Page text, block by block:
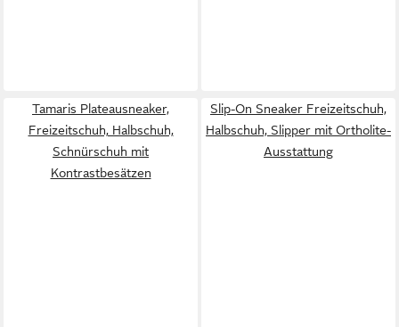
Tamaris Plateausneaker,
Freizeitschuh, Halbschuh,
Schnürschuh mit
Kontrastbesätzen
Slip-On Sneaker Freizeitschuh,
Halbschuh, Slipper mit Ortholite-
Ausstattung